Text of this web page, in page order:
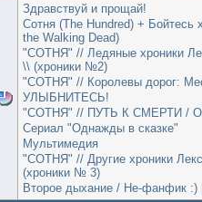
Здравствуй и прощай!
Сотня (The Hundred) + Бойтесь
the Walking Dead)
"СОТНЯ" // Ледяные хроники
\\ (хроники №2)
"СОТНЯ" // Королевы дорог:
УЛЫБНИТЕСЬ!
"СОТНЯ" // ПУТЬ К СМЕРТИ /
Сериал "Однажды в сказке"
Мультимедия
"СОТНЯ" // Другие хроники
(хроники № 3)
Второе дыхание / Не-фанфик :)